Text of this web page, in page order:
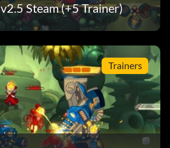
Steam (+5 Trainer)
Trainers